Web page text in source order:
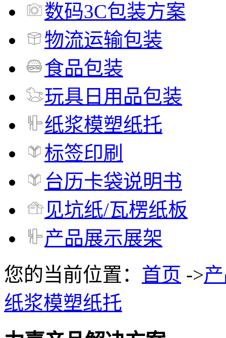
数码3C包装方案
物流运输包装
食品包装
玩具日用品包装
纸浆模塑纸托
标签印刷
台历卡袋说明书
见坑纸/瓦楞纸板
产品展示展架
您的当前位置： 首页 ->
纸浆模塑纸托